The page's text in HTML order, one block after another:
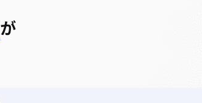
が